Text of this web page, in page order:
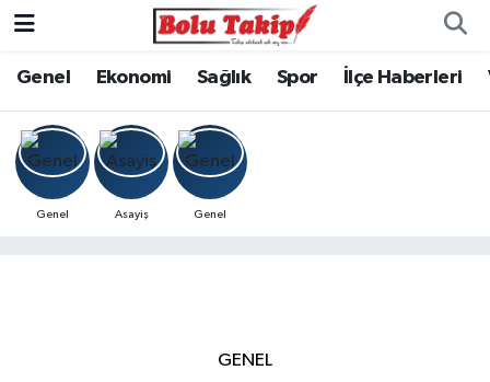
Genel Ekonomi Sağlık Spor İlçe Haberleri
Genel Asayiş Genel
GENEL